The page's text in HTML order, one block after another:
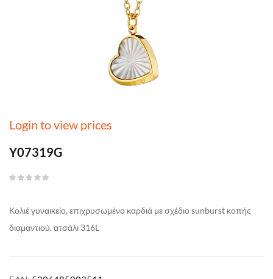
Login to view prices
Y07319G
Κολιέ γυναικείο, επιχρυσωμένο καρδιά με σχέδιο sunburst κοπής
διαμαντιού, ατσάλι 316L